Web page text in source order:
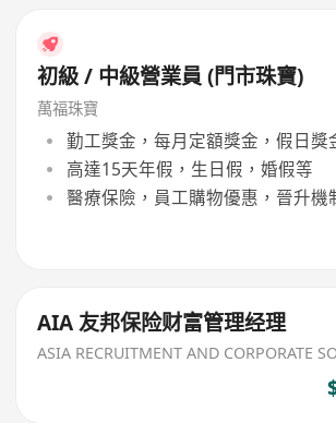
初級 / 中級營業員 (門市珠寶)
萬福珠寶
勤工獎金，每月定額獎金，假日獎
高達15天年假，生日假，婚假等
醫療保險，員工購物優惠，晉升機
AIA 友邦保险财富管理经理